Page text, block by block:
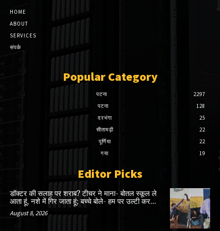
HOME
ABOUT
SERVICES
संपर्क
Popular Category
पटना
2297
पटना
128
दरभंगा
25
सीतामढ़ी
22
पूर्णिया
22
गया
19
Editor Picks
डॉक्टर की सलाह पर शराब? टीचर ने माना- बोतल स्कूल ले
आता हूं, नशे में गिर जाता हूं; बच्चे बोले- हम पर उल्टी कर...
August 8, 2026